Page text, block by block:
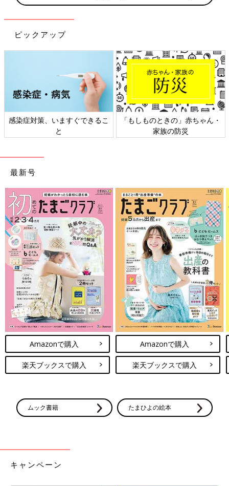
ayachan0803さんが紹介しているのは、アパレル用品や雑貨を販
売する「mes favoris（メファボリ）」とのコラボアイテム。大
人気映画のズートピアに登場する「ニック・ワイルド」のデザイ
ンで、配色がとってもおしゃれ！パンツはシンプルなので、着ま
わししやすいのも魅力です♪ 「キャラを取り入れつつ、おしゃれ
も意識したい」という人におすすめ。
ママとのリンクコーデにも！大人っぽデザインのプ
リンセスTシャツ
ピックアップ
感染症対策、いますぐできるこ
と
「もしものときの」赤ちゃん・
家族の防災
最新号
Amazonで購入
楽天ブックスで購入
Amazonで購入
楽天ブックスで購入
ムック書籍 たまひよの絵本
キャンペーン